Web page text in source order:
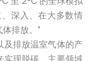
深入、在大多数情
排放。”
及排放温室气体的产